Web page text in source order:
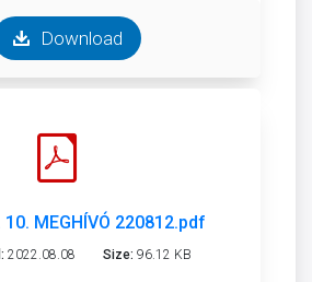
Download
MEGHÍVÓ 220812.pdf
2022.08.08 Size: 96.12 KB